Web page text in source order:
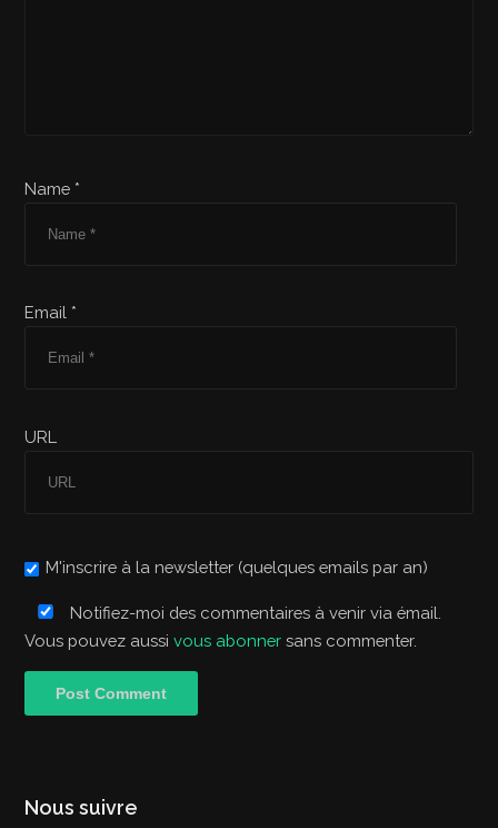
Name *
Email *
URL
M'inscrire à la newsletter (quelques emails par an)
Notifiez-moi des commentaires à venir via émail.
Vous pouvez aussivous abonner sans commenter.
Nous suivre